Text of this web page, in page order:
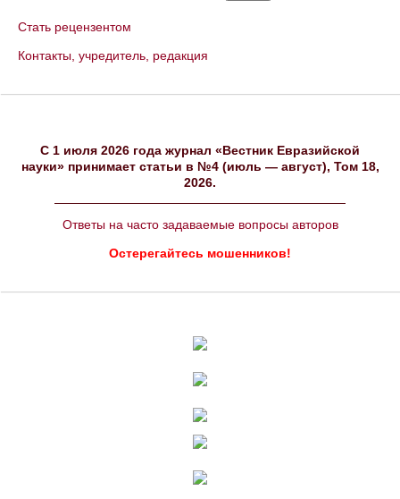
Стать рецензентом
Контакты, учредитель, редакция
C 1 июля 2026 года журнал «Вестник Евразийской
науки» принимает статьи в №4 (июль — август), Том 18,
2026.
Ответы на часто задаваемые вопросы авторов
Остерегайтесь мошенников!